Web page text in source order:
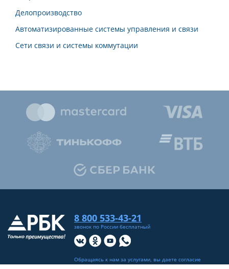
Делопроизводство
Автоматизированные системы управления и связи
Сети связи и системы коммутации
8 800 533-43-21
звонок по России бесплатный
Обращаясь к нам за услугами, вы даете согласие
наобработку ваших персональных данных.